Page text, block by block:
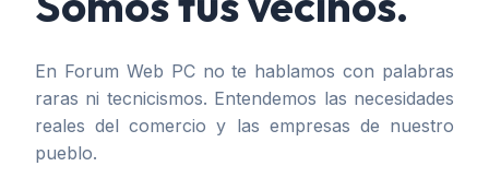
En Forum Web PC no te hablamos con palabras
raras ni tecnicismos. Entendemos las necesidades
reales del comercio y las empresas de nuestro
pueblo.